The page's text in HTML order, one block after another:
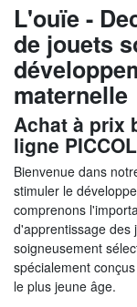
L'ouïe -
de jouets
maternelle
Achat à prix
ligne
Bienvenue dans
stimuler le
comprenons
d'apprentissage des
soigneusement
spécialement
le plus jeune âge.